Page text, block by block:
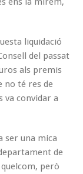
liquidació
del passat
als premis
no té res de
va convidar a
ser una mica
de
però